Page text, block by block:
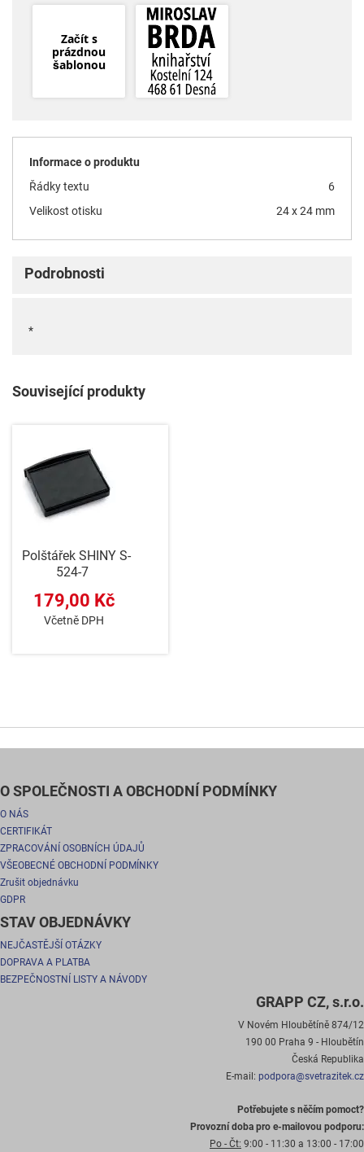
Začít s
prázdnou
šablonou
Informace o produktu
Řádky textu
6
Velikost otisku
24 x 24 mm
Podrobnosti
*
Související produkty
Polštářek SHINY S-
524-7
179,00 Kč
Včetně DPH
O SPOLEČNOSTI A OBCHODNÍ PODMÍNKY
O NÁS
CERTIFIKÁT
ZPRACOVÁNÍ OSOBNÍCH ÚDAJŮ
VŠEOBECNÉ OBCHODNÍ PODMÍNKY
Zrušit objednávku
GDPR
STAV OBJEDNÁVKY
NEJČASTĚJŠÍ OTÁZKY
DOPRAVA A PLATBA
BEZPEČNOSTNÍ LISTY A NÁVODY
GRAPP CZ, s.r.o.
V Novém Hloubětíně 874/12
190 00 Praha 9 - Hloubětín
Česká Republika
E-mail: podpora@svetrazitek.cz
Potřebujete s něčím pomoct?
Provozní doba pro e-mailovou podporu:
Po - Čt: 9:00 - 11:30 a 13:00 - 17:00